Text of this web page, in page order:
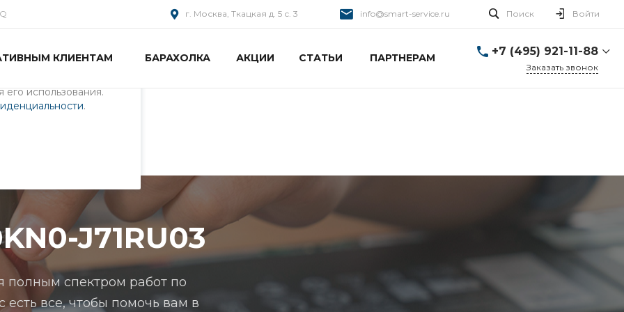
и
использования.
.
г. Москва, Ткацкая д. 5 с. 3 info@smart-service.ru Поиск Войти
КЛИЕНТАМ БАРАХОЛКА АКЦИИ СТАТЬИ ПАРТНЕРАМ
+7 (495) 921-11-88
Заказать звонок
J71RU03
полным спектром работ по
есть все, чтобы помочь вам в